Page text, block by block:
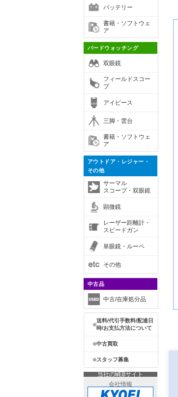
バッテリー
書籍・ソフトウェ
ア
バードウォッチング
双眼鏡
フィールドスコー
プ
アイピース
三脚・雲台
書籍・ソフトウェ
ア
アウトドア・レジャー・
その他
サーマル
スコープ・双眼鏡
顕微鏡
レーザー距離計・
スピードガン
単眼鏡・ルーペ
その他
中古品
中古/在庫処分品
送料/代引手数料/配達日
時/お支払方法について
中古買取
スタッフ募集
当社のWEBサイト
会社情報